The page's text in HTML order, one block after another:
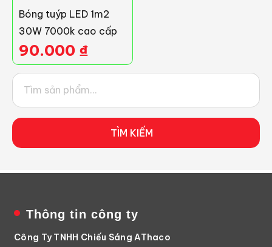
Bóng tuýp LED 1m2
30W 7000k cao cấp
90.000 ₫
TÌM KIẾM
Thông tin công ty
Công Ty TNHH Chiếu Sáng AThaco